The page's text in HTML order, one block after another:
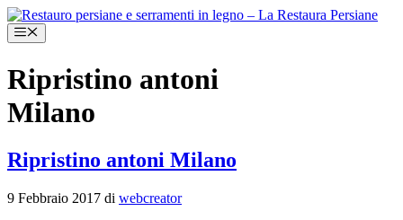
Vai
al
contenuto
Menu
Ripristino antoni
Milano
Ripristino antoni Milano
9 Febbraio 2017 di webcreator